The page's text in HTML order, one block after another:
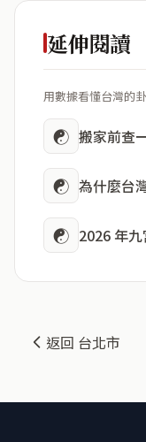
延伸閱讀
用數據看懂台灣的
☯ 搬家前查
☯ 為什麼台
☯ 2026 年
返回 台北市